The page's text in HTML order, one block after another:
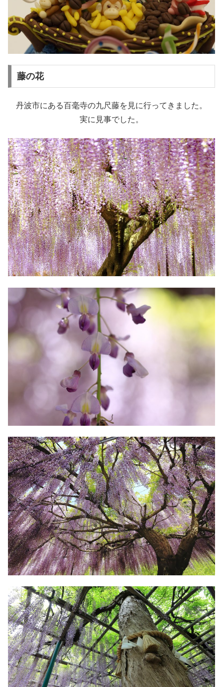
藤の花
丹波市にある百毫寺の九尺藤を見に行ってきました。
実に見事でした。